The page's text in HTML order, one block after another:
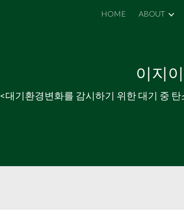
Skip to main content
HOME ABOUT
이지
<대기환경변화를 감시하기 위한 대기 중